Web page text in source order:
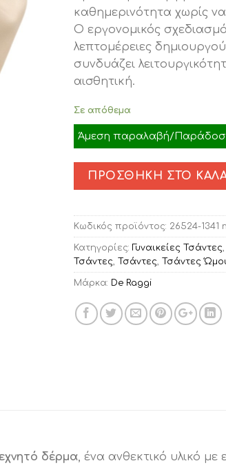
καθημερινότητα χωρίς
Ο εργονομικός
λεπτομέρειες
συνδυάζει
αισθητική.
Σε απόθεμα
Άμεση παραλαβή/
ΠΡΟΣΘΉΚΗ ΣΤΟ
Κωδικός προϊόντος: 26524-1341
Κατηγορίες: Γυναικείες Τσάντες,
Τσάντες, Τσάντες, Τσάντες
Μάρκα: De Raggi
δέρμα, ένα ανθεκτικό υλικό